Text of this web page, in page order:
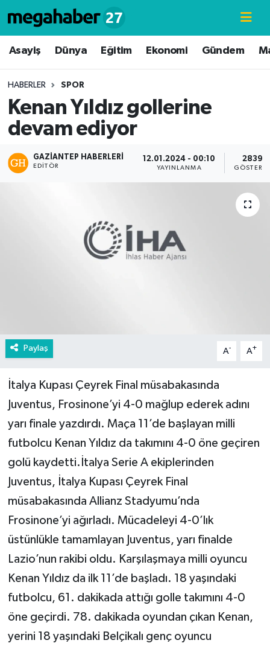
Asayiş Dünya Eğitim Ekonomi Gündem
HABERLER SPOR
Kenan Yıldız gollerine
devam ediyor
GAZIANTEP HABERLERI
EDITÖR
12.01.2024 - 00:10
YAYINLANMA
2839
GÖSTERIM
Paylaş A- A+
İtalya Kupası Çeyrek Final müsabakasında
Juventus, Frosinone’yi 4-0 mağlup ederek adını
yarı finale yazdırdı. Maça 11’de başlayan milli
futbolcu Kenan Yıldız da takımını 4-0 öne geçiren
golü kaydetti.İtalya Serie A ekiplerinden
Juventus, İtalya Kupası Çeyrek Final
müsabakasında Allianz Stadyumu’nda
Frosinone’yi ağırladı. Mücadeleyi 4-0’lık
üstünlükle tamamlayan Juventus, yarı finalde
Lazio’nun rakibi oldu. Karşılaşmaya milli oyuncu
Kenan Yıldız da ilk 11’de başladı. 18 yaşındaki
futbolcu, 61. dakikada attığı golle takımını 4-0
öne geçirdi. 78. dakikada oyundan çıkan Kenan,
yerini 18 yaşındaki Belçikalı genç oyuncu
Hava Durumu
Süper Lig Puan Durumu ve Fikstür
Tüm Manşetler
Son Dakika Haberleri